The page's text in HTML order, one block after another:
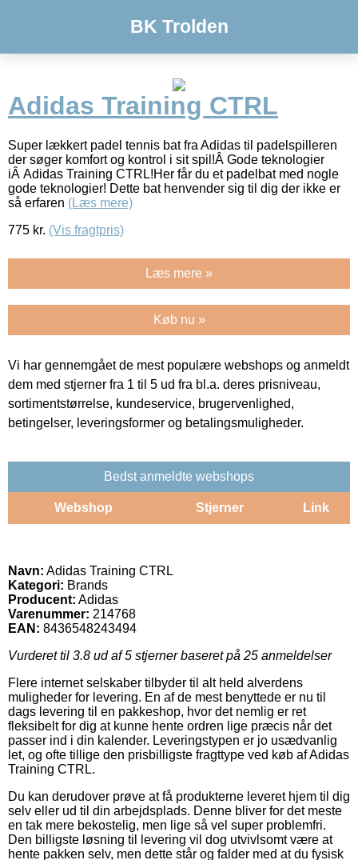
BK Trolden
Adidas Training CTRL
Super lækkert padel tennis bat fra Adidas til padelspilleren
der søger komfort og kontrol i sit spil!Â Gode teknologier
iÂ Adidas Training CTRL!Her får du et padelbat med nogle
gode teknologier! Dette bat henvender sig til dig der ikke er
så erfaren (Læs mere)
775 kr. (Vis fragtpris)
Læs mere »
Køb nu »
Vi har gennemgået de mest populære webshops og anmeldt
dem med stjerner fra 1 til 5 ud fra bl.a. deres prisniveau,
sortimentstørrelse, kundeservice, brugervenlighed,
betingelser, leveringsformer og betalingsmuligheder.
Bedst anmeldte webshops
Webshop Stjerner Link
Navn: Adidas Training CTRL
Kategori: Brands
Producent: Adidas
Varenummer: 214768
EAN: 8436548243494
Vurderet til 3.8 ud af 5 stjerner baseret på 25 anmeldelser
Flere internet selskaber tilbyder til alt held alverdens
muligheder for levering. En af de mest benyttede er nu til
dags levering til en pakkeshop, hvor det nemlig er ret
fleksibelt for dig at kunne hente ordren lige præcis når det
passer ind i din kalender. Leveringstypen er jo usædvanlig
let, og ofte tillige den prisbilligste fragttype ved køb af Adidas
Training CTRL.
Du kan derudover prøve at få produkterne leveret hjem til dig
selv eller ud til din arbejdsplads. Denne bliver for det meste
en tak mere bekostelig, men lige så vel super problemfri.
Den billigste løsning til levering vil dog utvivlsomt være at
hente pakken selv, men dette står og falder med at du fysisk